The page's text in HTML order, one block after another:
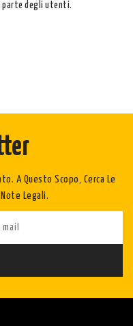
parte degli utenti.
A Questo Scopo, Cerca Le
Legali.